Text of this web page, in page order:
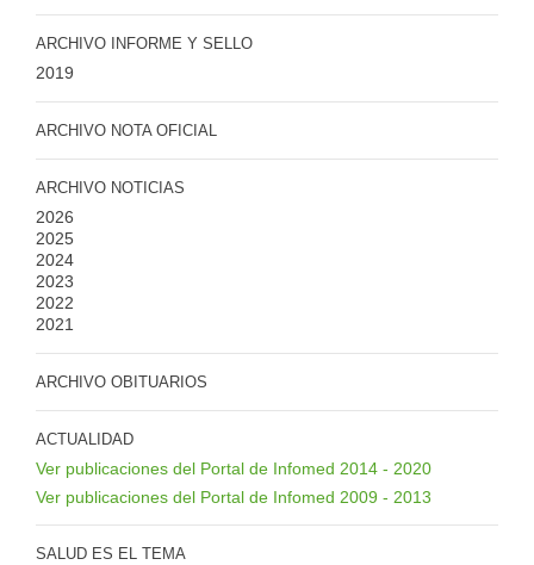
ARCHIVO INFORME Y SELLO
2019
ARCHIVO NOTA OFICIAL
ARCHIVO NOTICIAS
2026
2025
2024
2023
2022
2021
ARCHIVO OBITUARIOS
ACTUALIDAD
Ver publicaciones del Portal de Infomed 2014 - 2020
Ver publicaciones del Portal de Infomed 2009 - 2013
SALUD ES EL TEMA